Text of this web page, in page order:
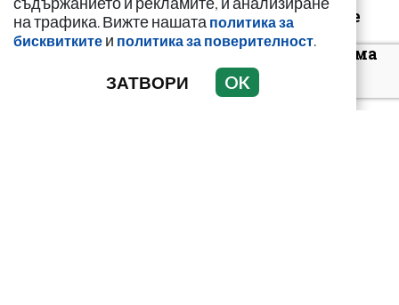
Животът на Ивана се
срути! Огромна
трагедия я оставя сама
до края на ж...
на трафика. Вижте нашата политика за
бисквитките и политика за поверителност.
ЗАТВОРИ OK